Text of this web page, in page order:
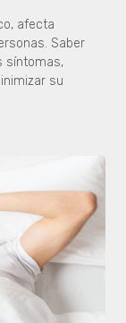
afecta
Saber
síntomas,
su